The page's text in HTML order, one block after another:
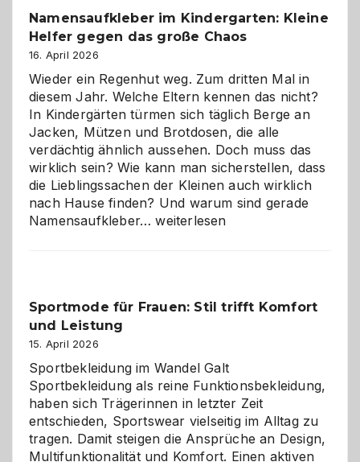
ist
eine
die
richtige
Wahl?
Namensaufkleber im Kindergarten: Kleine
Helfer gegen das große Chaos
16. April 2026
Wieder ein Regenhut weg. Zum dritten Mal in
diesem Jahr. Welche Eltern kennen das nicht?
In Kindergärten türmen sich täglich Berge an
Jacken, Mützen und Brotdosen, die alle
verdächtig ähnlich aussehen. Doch muss das
wirklich sein? Wie kann man sicherstellen, dass
die Lieblingssachen der Kleinen auch wirklich
nach Hause finden? Und warum sind gerade
Namensaufkleber…Namensaufkleber
gegen
Chaos
weiterlesen
Sportmode für Frauen: Stil trifft Komfort
und Leistung
15. April 2026
Sportbekleidung im Wandel Galt
Sportbekleidung als reine Funktionsbekleidung,
haben sich Trägerinnen in letzter Zeit
entschieden, Sportswear vielseitig im Alltag zu
tragen. Damit steigen die Ansprüche an Design,
Multifunktionalität und Komfort. Einen aktiven